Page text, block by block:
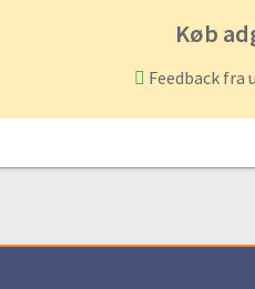
Køb
Feedback fra